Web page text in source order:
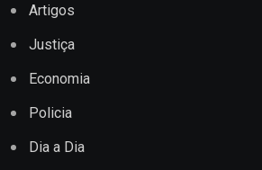
Artigos
Justiça
Economia
Policia
Dia a Dia